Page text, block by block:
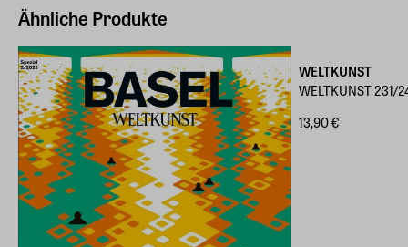
Ähnliche Produkte
WELTKUNST
WELTKUNST 231/
13,90 €